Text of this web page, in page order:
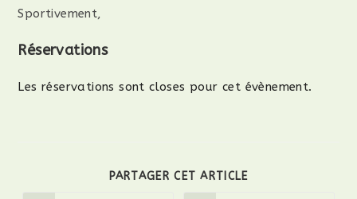
Sportivement,
Réservations
Les réservations sont closes pour cet évènement.
PARTAGER CET ARTICLE